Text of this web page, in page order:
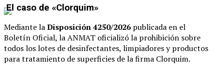
El caso de «Clorquim»
Mediante laDisposición 4250/2026 publicada en el
Boletín Oficial, la ANMAT oficializó la prohibición sobre
todos los lotes de desinfectantes, limpiadores y productos
para tratamiento de superficies de la firma Clorquim.